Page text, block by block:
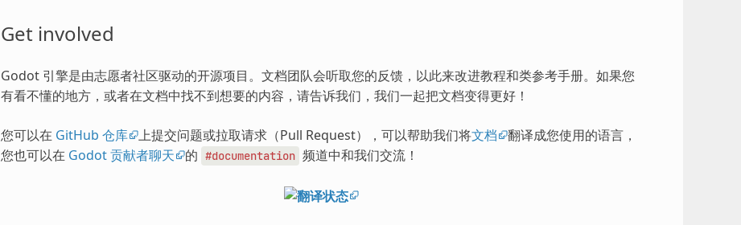
Get involved
Godot 引擎是由志愿者社区驱动的开源项目。文档团队会听取您的反馈，以此来改进教程和类参考手册。如果您
有看不懂的地方，或者在文档中找不到想要的内容，请告诉我们，我们一起把文档变得更好！
您可以在 GitHub 仓库 上提交问题或拉取请求（Pull Request），可以帮助我们将文档
翻译成您使用的语言，
您也可以在 Godot 贡献者聊天 的 #documentation 频道中和我们交流！